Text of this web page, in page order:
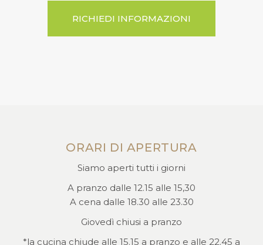
RICHIEDI INFORMAZIONI
ORARI DI APERTURA
Siamo aperti tutti i giorni
A pranzo dalle 12.15 alle 15,30
A cena dalle 18.30 alle 23.30
Giovedì chiusi a pranzo
*la cucina chiude alle 15.15 a pranzo e alle 22.45 a